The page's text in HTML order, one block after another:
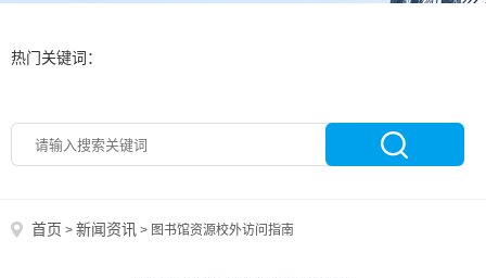
热门关键词：
首页 > 新闻资讯 > 图书馆资源校外访问指南